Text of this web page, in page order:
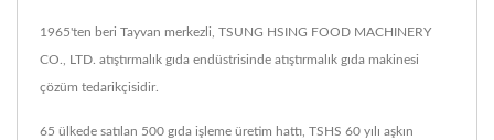
1965'ten beri Tayvan merkezli, TSUNG HSING FOOD MACHINERY
CO., LTD. atıştırmalık gıda endüstrisinde atıştırmalık gıda makinesi
çözüm tedarikçisidir.
65 ülkede satılan 500 gıda işleme üretim hattı, TSHS 60 yılı aşkın